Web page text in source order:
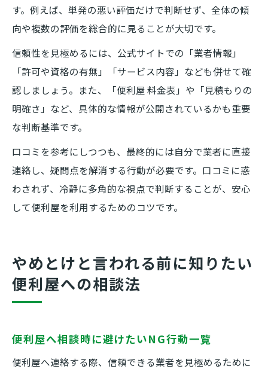
す。例えば、単発の悪い評価だけで判断せず、全体の傾
向や複数の評価を総合的に見ることが大切です。
信頼性を見極めるには、公式サイトでの「業者情報」
「許可や資格の有無」「サービス内容」なども併せて確
認しましょう。また、「便利屋 料金表」や「見積もりの
明確さ」など、具体的な情報が公開されているかも重要
な判断基準です。
口コミを参考にしつつも、最終的には自分で業者に直接
連絡し、疑問点を解消する行動が必要です。口コミに惑
わされず、冷静に多角的な視点で判断することが、安心
して便利屋を利用するためのコツです。
やめとけと言われる前に知りたい
便利屋への相談法
便利屋へ相談時に避けたいNG行動一覧
便利屋へ連絡する際、信頼できる業者を見極めるために